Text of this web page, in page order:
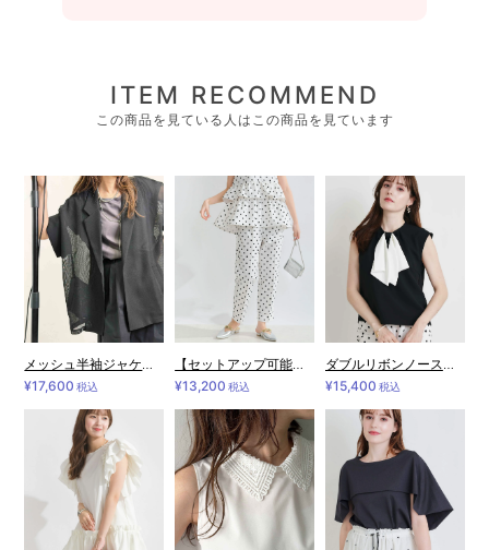
ITEM RECOMMEND
この商品を見ている人はこの商品を見ています
メッシュ半袖ジャケット
¥17,600 税込
【セットアップ可能】フロッキードットセンタープレスパンツ
¥13,200 税込
ダブルリボンノースリーブブラウス
¥15,400 税込